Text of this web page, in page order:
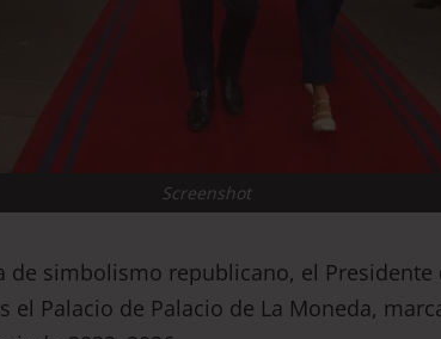
Screenshot
de simbolismo republicano, el Presidente
el Palacio de Palacio de La Moneda,